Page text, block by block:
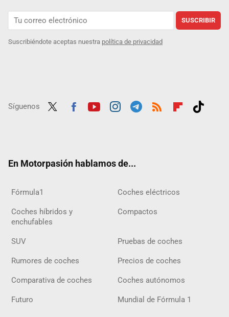
SUSCRIBIR
Suscribiéndote aceptas nuestra política de privacidad
Síguenos
En Motorpasión hablamos de...
Fórmula1 Coches eléctricos
Coches híbridos y
enchufables
Compactos
SUV Pruebas de coches
Rumores de coches Precios de coches
Comparativa de coches Coches autónomos
Futuro Mundial de Fórmula 1